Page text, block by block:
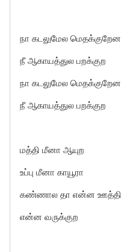
நா கடலுமேல மெதக்குறேன
நீ ஆகாயத்துல பறக்குற
நா கடலுமேல மெதக்குறேன
நீ ஆகாயத்துல பறக்குற
மத்தி மீனா ஆயுற
உப்பு மீனா காயூரா
கண்ணால தா என்ன ஊத்தி
என்ன வருக்குற